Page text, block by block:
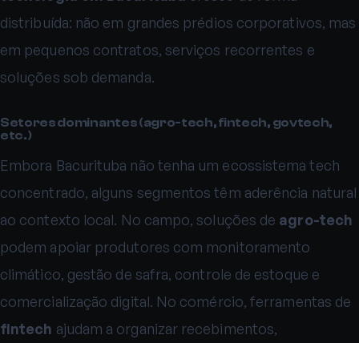
distribuída: não em grandes prédios corporativos, mas
em pequenos contratos, serviços recorrentes e
soluções sob demanda.
Setores dominantes (agro-tech, fintech, govtech,
etc.)
Embora Bacurituba não tenha um ecossistema tech
concentrado, alguns segmentos têm aderência natural
ao contexto local. No campo, soluções de agro-tech
podem apoiar produtores com monitoramento
climático, gestão de safra, controle de estoque e
comercialização digital. No comércio, ferramentas de
fintech ajudam a organizar recebimentos,